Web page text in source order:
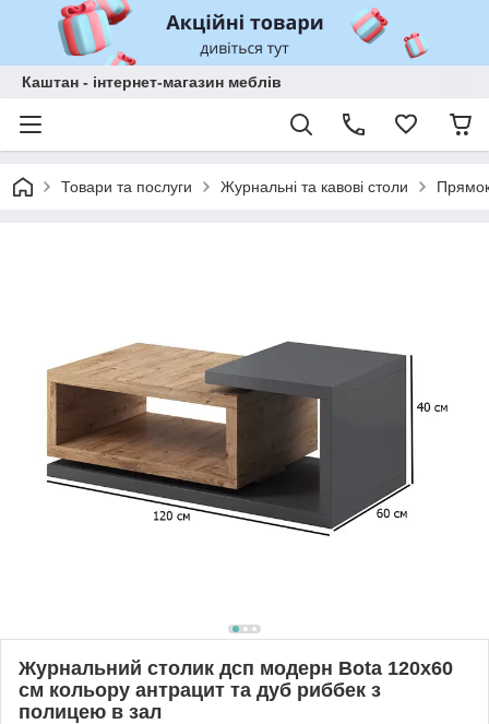
Каштан - інтернет-магазин меблів
Товари та послуги Журнальні та кавові столи
Журнальний столик дсп модерн Bota 120х60
см кольору антрацит та дуб риббек з
полицею в зал